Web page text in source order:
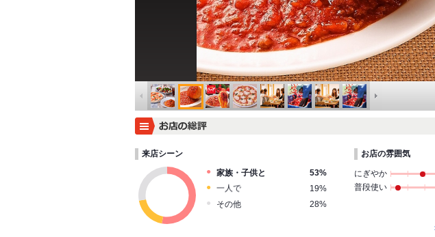
来店シーン
家族・子供と
53%
一人で
19%
その他
28%
お店の雰囲気
にぎやか
普段使い